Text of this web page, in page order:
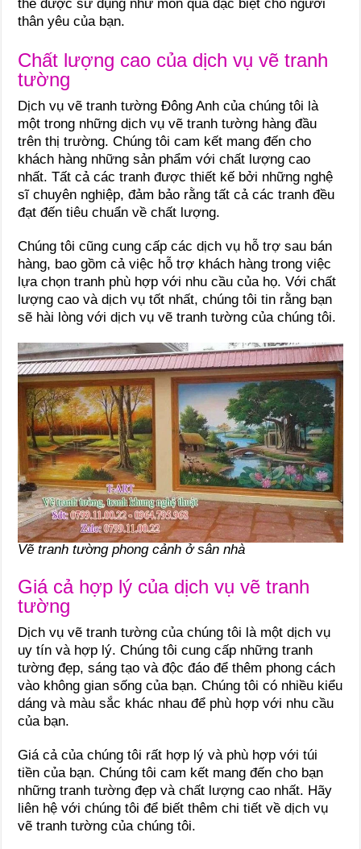
thể được sử dụng như món quà đặc biệt cho người
thân yêu của bạn.
Chất lượng cao của dịch vụ vẽ tranh
tường
Dịch vụ vẽ tranh tường Đông Anh của chúng tôi là
một trong những dịch vụ vẽ tranh tường hàng đầu
trên thị trường. Chúng tôi cam kết mang đến cho
khách hàng những sản phẩm với chất lượng cao
nhất. Tất cả các tranh được thiết kế bởi những nghệ
sĩ chuyên nghiệp, đảm bảo rằng tất cả các tranh đều
đạt đến tiêu chuẩn về chất lượng.
Chúng tôi cũng cung cấp các dịch vụ hỗ trợ sau bán
hàng, bao gồm cả việc hỗ trợ khách hàng trong việc
lựa chọn tranh phù hợp với nhu cầu của họ. Với chất
lượng cao và dịch vụ tốt nhất, chúng tôi tin rằng bạn
sẽ hài lòng với dịch vụ vẽ tranh tường của chúng tôi.
Vẽ tranh tường phong cảnh ở sân nhà
Giá cả hợp lý của dịch vụ vẽ tranh
tường
Dịch vụ vẽ tranh tường của chúng tôi là một dịch vụ
uy tín và hợp lý. Chúng tôi cung cấp những tranh
tường đẹp, sáng tạo và độc đáo để thêm phong cách
vào không gian sống của bạn. Chúng tôi có nhiều kiểu
dáng và màu sắc khác nhau để phù hợp với nhu cầu
của bạn.
Giá cả của chúng tôi rất hợp lý và phù hợp với túi
tiền của bạn. Chúng tôi cam kết mang đến cho bạn
những tranh tường đẹp và chất lượng cao nhất. Hãy
liên hệ với chúng tôi để biết thêm chi tiết về dịch vụ
vẽ tranh tường của chúng tôi.